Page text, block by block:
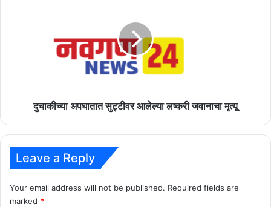
दुचाकीच्या अपघातात सुट्टीवर आलेल्या लष्करी जवानाचा मृत्यू
Leave a Reply
Your email address will not be published. Required fields are
marked *